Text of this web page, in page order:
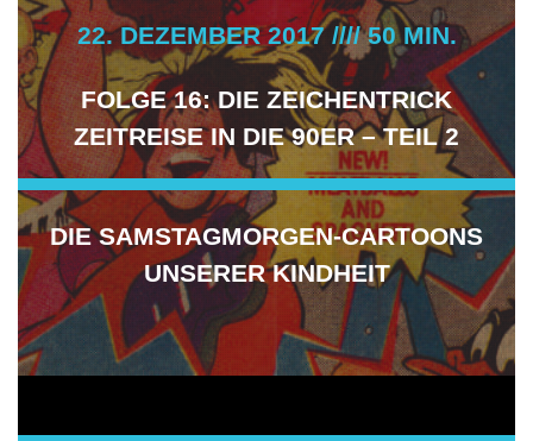
22. DEZEMBER 2017 //// 50 MIN.
FOLGE 16: DIE ZEICHENTRICK
ZEITREISE IN DIE 90ER – TEIL 2
DIE SAMSTAGMORGEN-CARTOONS
UNSERER KINDHEIT